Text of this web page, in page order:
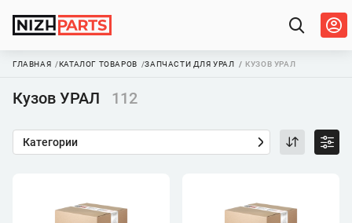
ГЛАВНАЯ КАТАЛОГ ТОВАРОВ ЗАПЧАСТИ ДЛЯ УРАЛ КУЗОВ УРАЛ
Кузов УРАЛ 112
Категории